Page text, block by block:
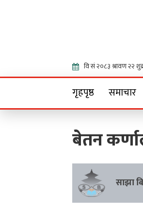
गृहपृष्ठ समाचार
बेतन
साझा